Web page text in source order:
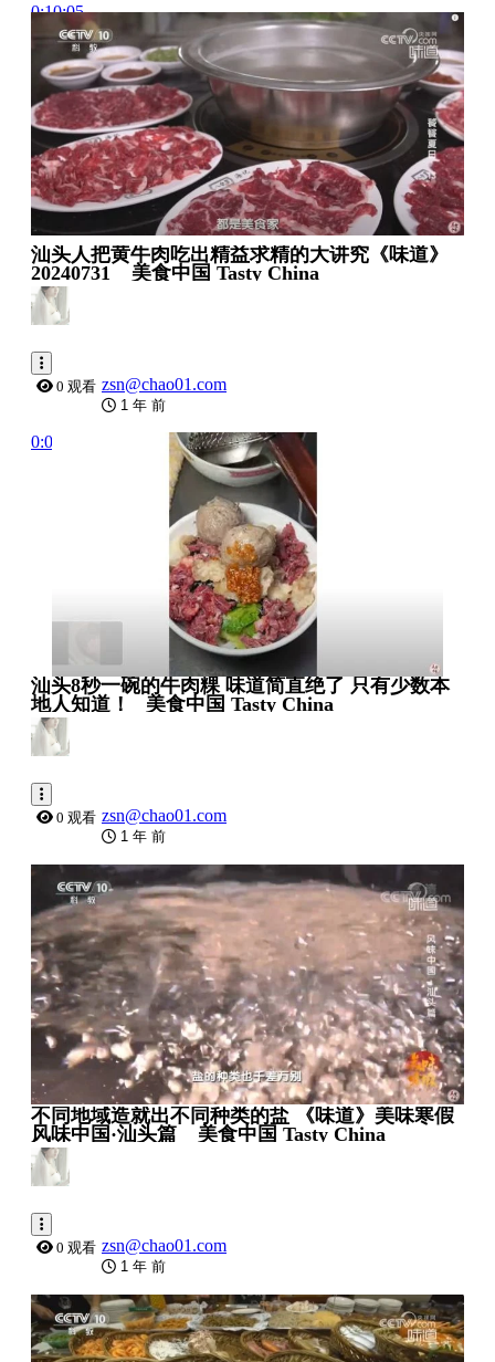
0:10:05
汕头人把黄牛肉吃出精益求精的大讲究《味道》
20240731 _ 美食中国 Tasty China
0 观看 zsn@chao01.com
1 年 前
0:00:09
汕头8秒一碗的牛肉粿 味道简直绝了 只有少数本
地人知道！_ 美食中国 Tasty China
0 观看 zsn@chao01.com
1 年 前
0:00:54
不同地域造就出不同种类的盐 《味道》美味寒假
风味中国·汕头篇 _ 美食中国 Tasty China
0 观看 zsn@chao01.com
1 年 前
0:06:58